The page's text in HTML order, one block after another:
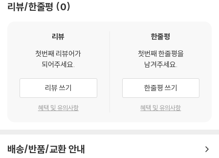
리뷰/한줄평 0
리뷰
첫번째 리뷰어가
되어주세요.
리뷰 쓰기
혜택 및 유의사항
한줄평
첫번째 한줄평을
남겨주세요.
한줄평 쓰기
혜택 및 유의사항
배송/반품/교환 안내